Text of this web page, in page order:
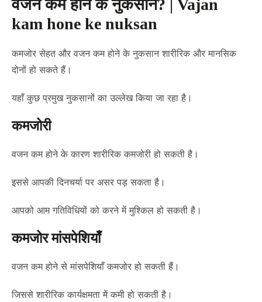
वजन कम होने के नुकसान? | Vajan
kam hone ke nuksan
कमजोर सेहत और वजन कम होने के नुकसान शारीरिक और मानसिक
दोनों हो सकते हैं।
यहाँ कुछ प्रमुख नुकसानों का उल्लेख किया जा रहा है।
कमजोरी
वजन कम होने के कारण शारीरिक कमजोरी हो सकती है।
इससे आपकी दिनचर्या पर असर पड़ सकता है।
आपको आम गतिविधियों को करने में मुश्किल हो सकती है।
कमजोर मांसपेशियाँ
वजन कम होने से मांसपेशियाँ कमजोर हो सकती हैं।
जिससे शारीरिक कार्यक्षमता में कमी हो सकती है।